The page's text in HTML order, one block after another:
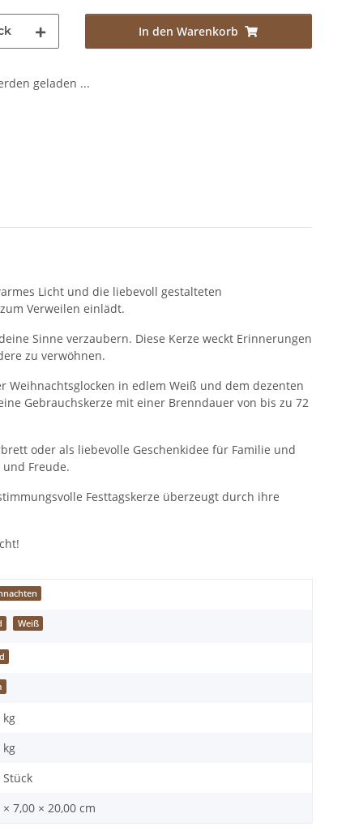
In den Warenkorb
geladen ...
Licht und die liebevoll gestalteten
Verweilen einlädt.
Sinne verzaubern. Diese Kerze weckt Erinnerungen
zu verwöhnen.
Weihnachtsglocken in edlem Weiß und dem dezenten
Gebrauchskerze mit einer Brenndauer von bis zu 72
oder als liebevolle Geschenkidee für Familie und
Freude.
Festtagskerze überzeugt durch ihre
Weiß
kg
kg
Stück
× 7,00 × 20,00 cm